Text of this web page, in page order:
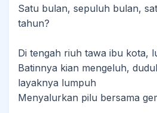
Satu bulan, sepuluh bulan,
tahun?
Di tengah riuh tawa ibu kota,
Batinnya kian mengeluh,
layaknya lumpuh
Menyalurkan pilu bersama